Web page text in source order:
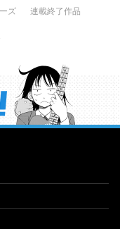
ズ 連載終了作品
ンプルーキー！